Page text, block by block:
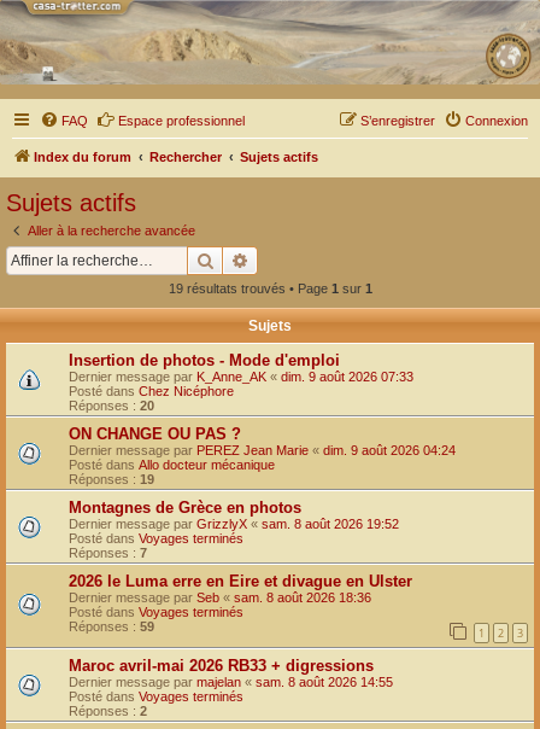
FAQ Espace professionnel Connexion
S’enregistrer
Index du forum Rechercher Sujets actifs
Sujets actifs
Aller à la recherche avancée
Rechercher
19 résultats trouvés • Page 1 sur 1
Sujets
Insertion de photos - Mode d'emploi
Dernier message par K_Anne_AK « dim. 9 août 2026 07:33
Posté dans Chez Nicéphore
Réponses : 20
ON CHANGE OU PAS ?
Dernier message par PEREZ Jean Marie « dim. 9 août 2026 04:24
Posté dans Allo docteur mécanique
Réponses : 19
Montagnes de Grèce en photos
Dernier message par GrizzlyX « sam. 8 août 2026 19:52
Posté dans Voyages terminés
Réponses : 7
2026 le Luma erre en Eire et divague en Ulster
Dernier message par Seb « sam. 8 août 2026 18:36
Posté dans Voyages terminés
Réponses : 59 1 2 3
Maroc avril-mai 2026 RB33 + digressions
Dernier message par majelan « sam. 8 août 2026 14:55
Posté dans Voyages terminés
Réponses : 2